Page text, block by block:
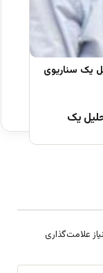
یک
علامت‌گذاری